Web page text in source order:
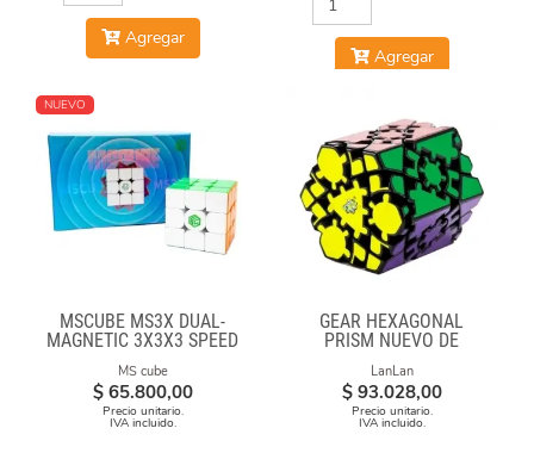
Agregar
Agregar
NUEVO
MSCUBE MS3X DUAL-
MAGNETIC 3X3X3 SPEED
CUBE STICKERLESS
MS cube
$ 65.800,00
Precio unitario.
IVA incluido.
GEAR HEXAGONAL
PRISM NUEVO DE
LANLAN
LanLan
$ 93.028,00
Precio unitario.
IVA incluido.